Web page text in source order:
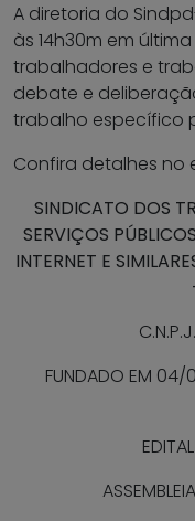
A diretoria do
às 14h30m em
trabalhadores e
debate e
trabalho específico
Confira detalhes no
SINDICATO DOS
SERVIÇOS
INTERNET E
FUNDADO EM